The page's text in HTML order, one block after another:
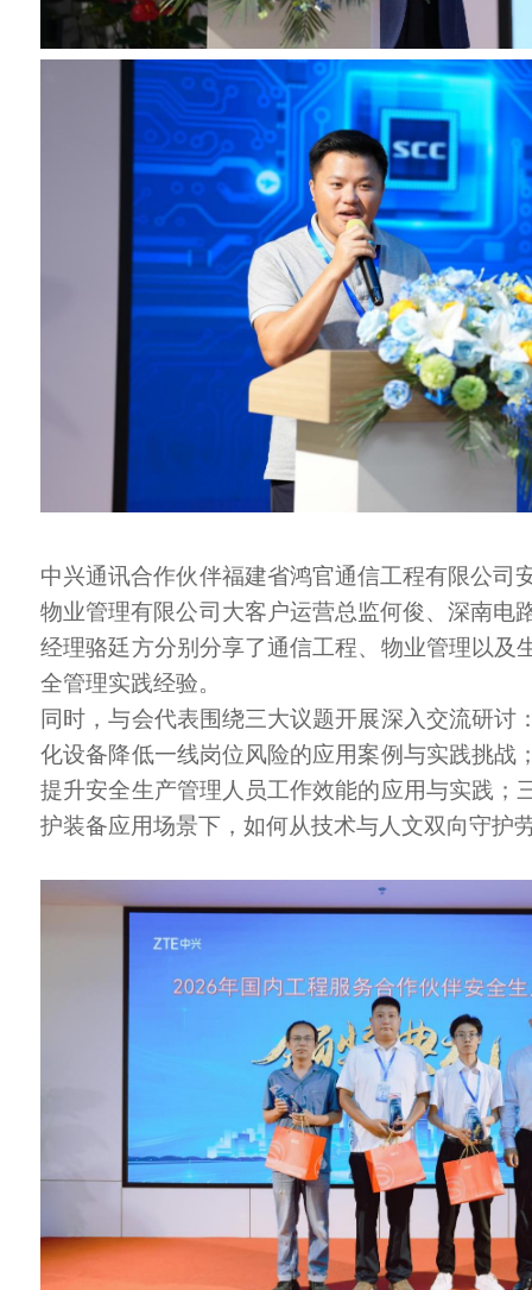
中兴通讯合作伙伴福建省鸿官通信工程有限公司
物业管理有限公司大客户运营总监何俊、深南电
经理骆廷方分别分享了通信工程、物业管理以及
全管理实践经验。
同时，与会代表围绕三大议题开展深入交流研讨
化设备降低一线岗位风险的应用案例与实践挑战
提升安全生产管理人员工作效能的应用与实践；
护装备应用场景下，如何从技术与人文双向守护